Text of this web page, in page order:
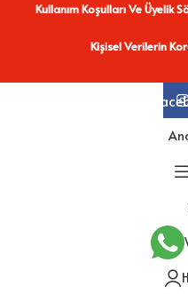
Kullanım Koşulları Ve Üyelik
Kişisel Verilerin